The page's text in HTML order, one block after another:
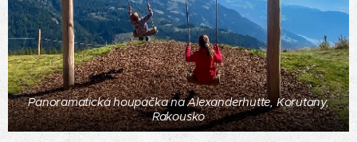
Panoramatická houpačka na Alexanderhutte, Korutany,
Rakousko